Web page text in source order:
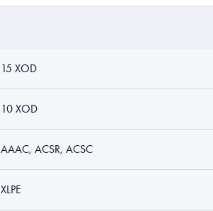
15 XOD
10 XOD
AAAC, ACSR, ACSC
XLPE